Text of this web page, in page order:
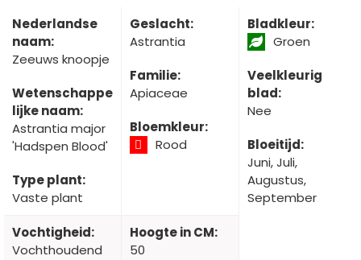
Nederlandse
naam:
Zeeuws knoopje
Wetenschappe
lijke naam:
Astrantia major
'Hadspen Blood'
Type plant:
Vaste plant
Geslacht:
Astrantia
Familie:
Apiaceae
Bloemkleur:
Rood
Bladkleur:
Groen
Veelkleurig
blad:
Nee
Bloeitijd:
Juni, Juli,
Augustus,
September
Vochtigheid:
Vochthoudend
Hoogte in CM:
50